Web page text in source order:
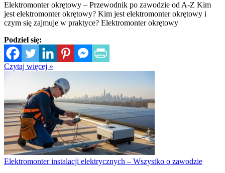
Elektromonter okrętowy – Przewodnik po zawodzie od A-Z Kim
jest elektromonter okrętowy? Kim jest elektromonter okrętowy i
czym się zajmuje w praktyce? Elektromonter okrętowy
Podziel się:
Czytaj więcej »
Elektromonter instalacji elektrycznych – Wszystko o zawodzie